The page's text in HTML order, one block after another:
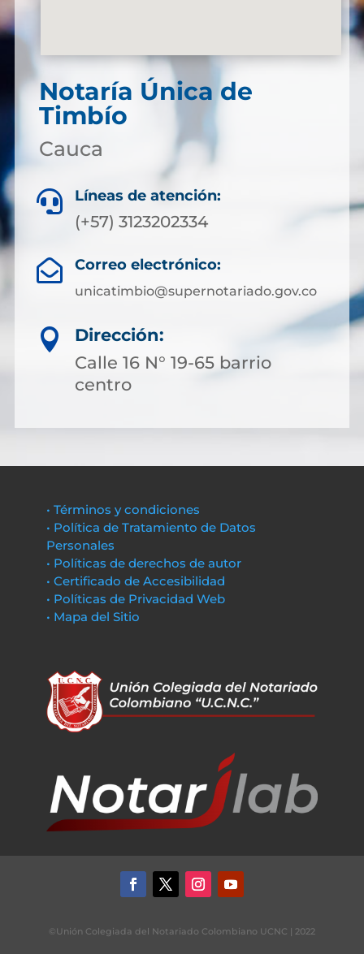
Notaría Única de
Timbío
Cauca
 Líneas de atención:
(+57) 3123202334
 Correo electrónico:
unicatimbio@supernotariado.gov.co

Dirección:
Calle 16 N° 19-65 barrio
centro
• Términos y condiciones
• Política de Tratamiento de Datos
Personales
• Políticas de derechos de autor
• Certificado de Accesibilidad
• Políticas de Privacidad Web
• Mapa del Sitio
©Unión Colegiada del Notariado Colombiano UCNC | 2022